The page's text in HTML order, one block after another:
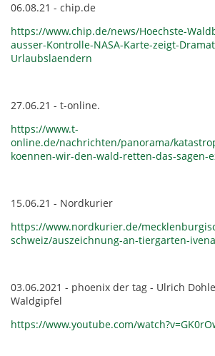
06.08.21 - chip.de
https://www.chip.de/news/Hoechste-
ausser-Kontrolle-NASA-Karte-zeigt-
Urlaubslaendern
27.06.21 - t-online.
https://www.t-
online.de/nachrichten/panorama/
koennen-wir-den-wald-retten-das-sagen-
15.06.21 - Nordkurier
https://www.nordkurier.de/
schweiz/auszeichnung-an-tiergarten-
03.06.2021 - phoenix der tag - Ulrich
Waldgipfel
https://www.youtube.com/